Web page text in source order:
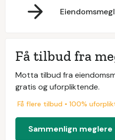
Få tilbud fra
Motta tilbud fra
gratis og uforpliktende.
Få flere tilbud • 100%
Sammenlign meglere